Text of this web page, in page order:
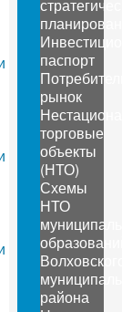
паспорт
рынок
торговые
объекты
(НТО)
Схемы
НТО
района